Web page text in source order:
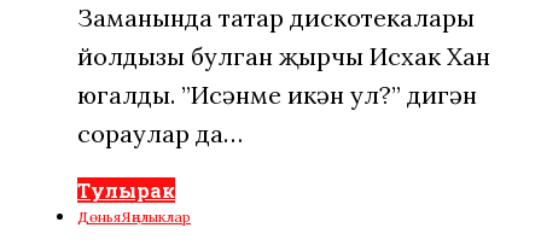
Заманында татар дискотекалары
йолдызы булган җырчы Исхак Хан
югалды. ”Исәнме икән ул?” дигән
сораулар да…
Тулырак
ДөньяЯңалыклар